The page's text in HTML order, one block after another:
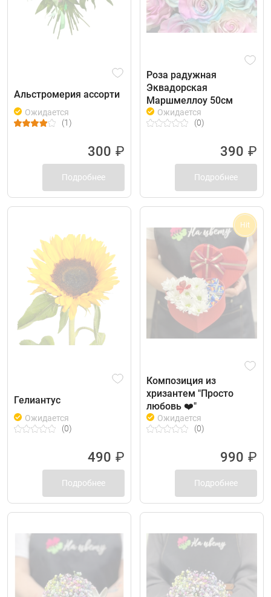
Альстромерия ассорти
Ожидается
(1)
300 ₽
Подробнее
Роза радужная
Эквадорская
Маршмеллоу 50см
Ожидается
(0)
390 ₽
Подробнее
Гелиантус
Ожидается
(0)
490 ₽
Подробнее
Hit
Композиция из
хризантем "Просто
любовь ❤️"
Ожидается
(0)
990 ₽
Подробнее